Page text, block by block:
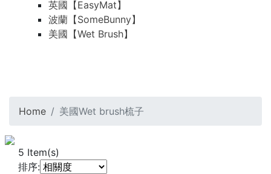
英國【EasyMat】
波蘭【SomeBunny】
美國【Wet Brush】
Home 美國Wet brush梳子
5 Item(s)
排序: